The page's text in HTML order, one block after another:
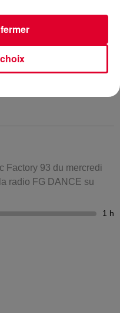
Factory 93 du mercredi
radio FG DANCE su
1 h